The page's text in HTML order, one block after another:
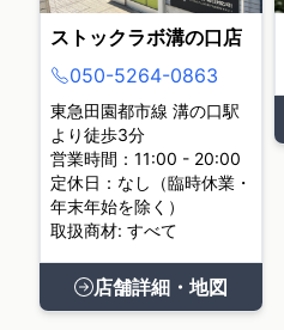
ストックラボ溝の口店
050-5264-0863
東急田園都市線 溝の口駅
より徒歩3分
営業時間：11:00 - 20:00
定休日：なし（臨時休業・
年末年始を除く）
取扱商材: すべて
店舗詳細・地図